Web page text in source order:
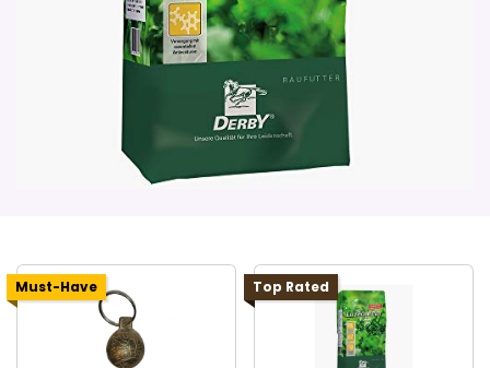
Must-Have Top Rated